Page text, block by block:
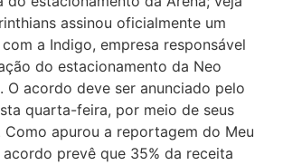
assinou oficialmente um
a Indigo, empresa responsável
do estacionamento da Neo
O acordo deve ser anunciado pelo
quarta-feira, por meio de seus
Como apurou a reportagem do Meu
prevê que 35% da receita